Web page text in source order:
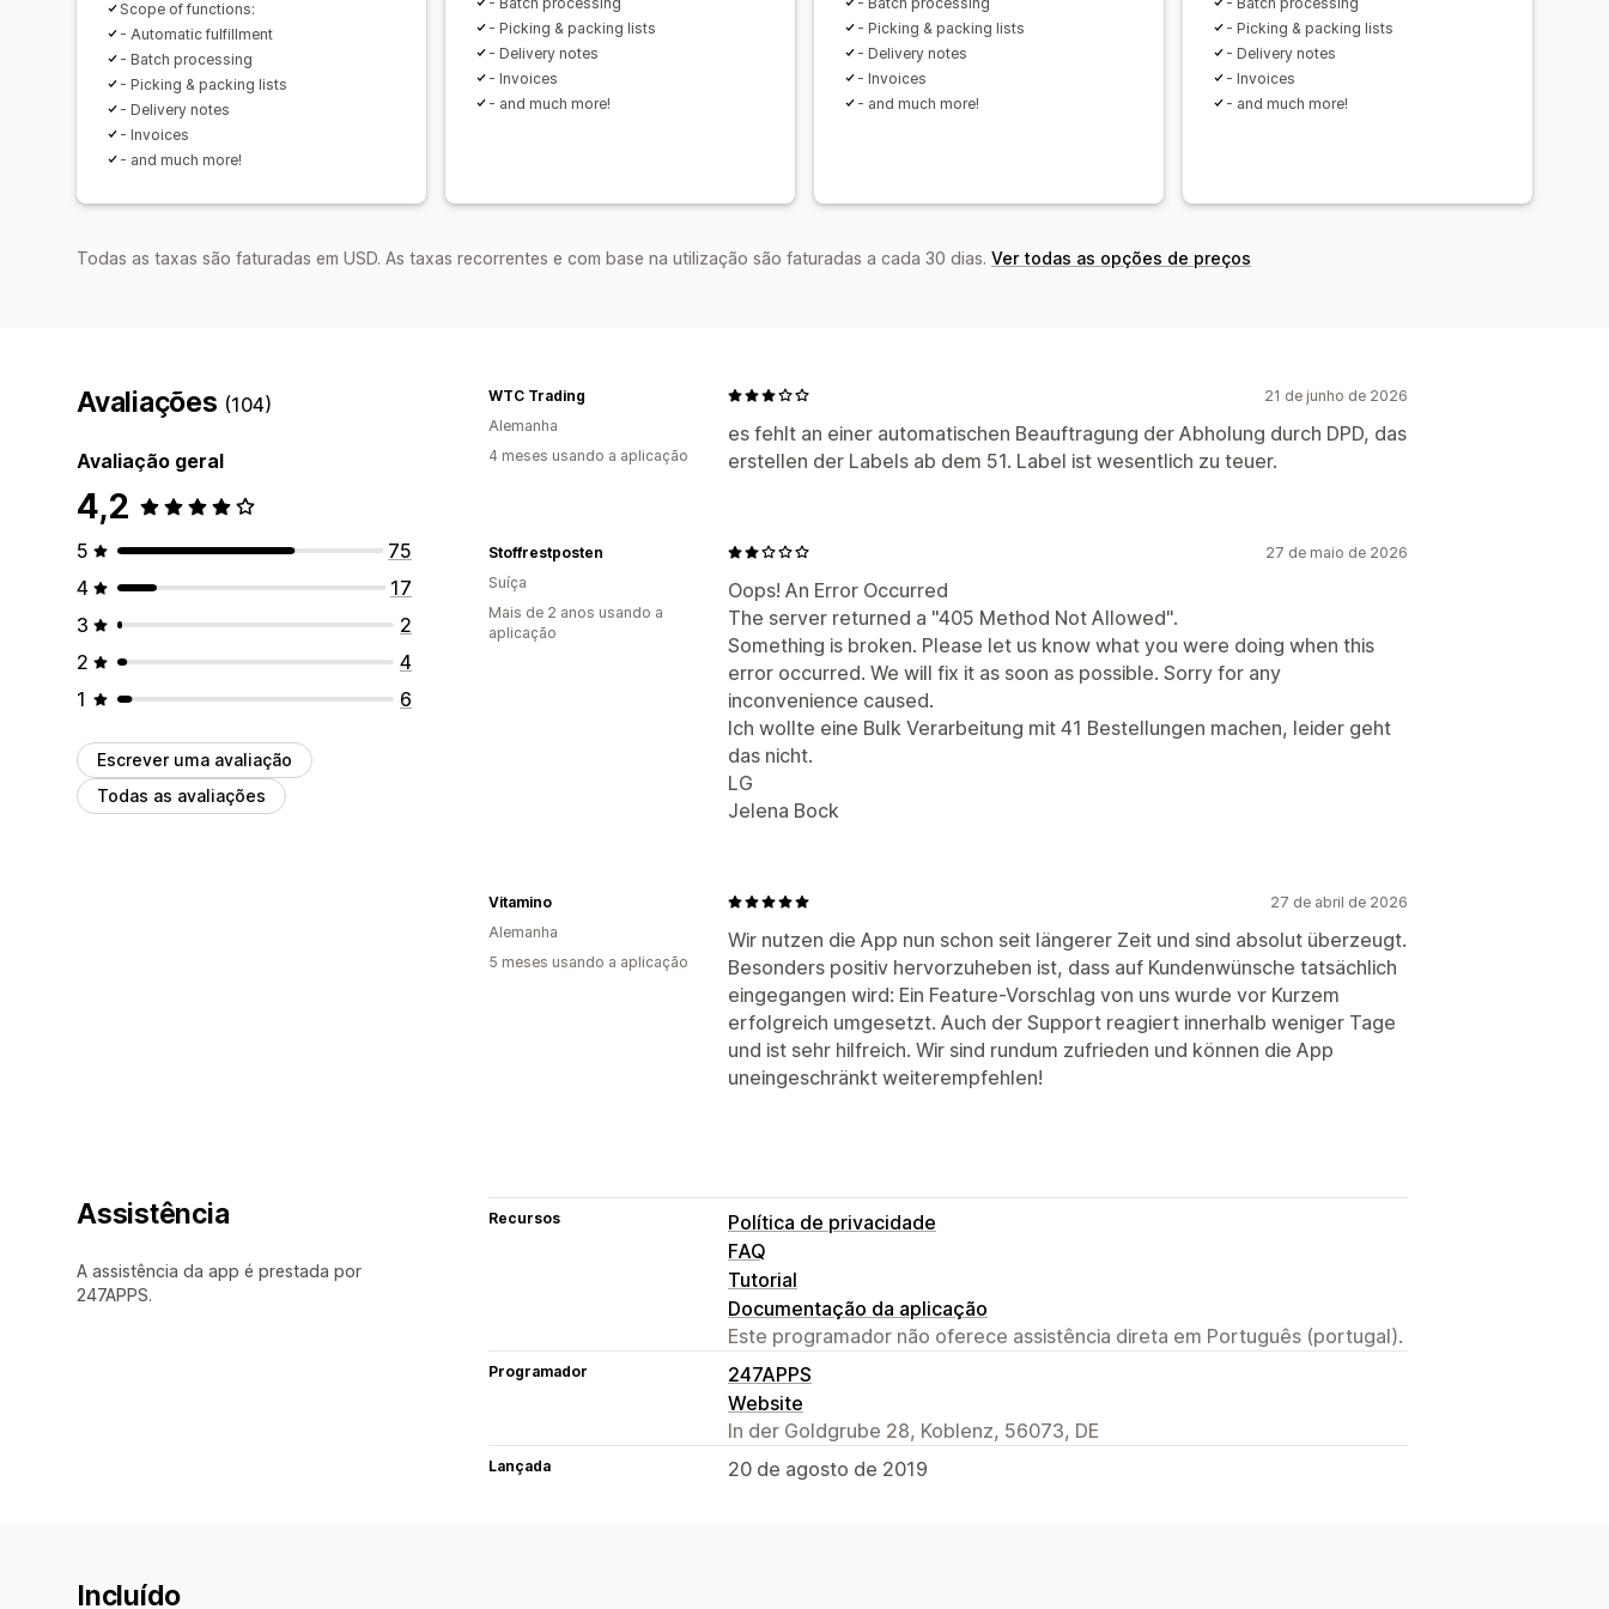
Scope of functions:
- Automatic fulfillment
- Batch processing
- Picking & packing lists
- Delivery notes
- Invoices
- and much more!
- Picking & packing lists
- Delivery notes
- Invoices
- and much more!
- Picking & packing lists
- Delivery notes
- Invoices
- and much more!
- Picking & packing lists
- Delivery notes
- Invoices
- and much more!
Todas as taxas são faturadas em USD. As taxas recorrentes e com base na utilização são faturadas a cada 30 dias. Ver todas as opções de preços
Avaliações (104)
Avaliação geral
4,2
5
75
4
17
3
2
2
4
1
6
Escrever uma avaliação
Todas as avaliações
21 de junho de 2026
es fehlt an einer automatischen Beauftragung der Abholung durch DPD, das
erstellen der Labels ab dem 51. Label ist wesentlich zu teuer.
WTC Trading
Alemanha
4 meses usando a aplicação
27 de maio de 2026
Oops! An Error Occurred
The server returned a "405 Method Not Allowed".
Something is broken. Please let us know what you were doing when this
error occurred. We will fix it as soon as possible. Sorry for any
inconvenience caused.
Ich wollte eine Bulk Verarbeitung mit 41 Bestellungen machen, leider geht
das nicht.
LG
Jelena Bock
Stoffrestposten
Suíça
Mais de 2 anos usando a
aplicação
27 de abril de 2026
Wir nutzen die App nun schon seit längerer Zeit und sind absolut überzeugt.
Besonders positiv hervorzuheben ist, dass auf Kundenwünsche tatsächlich
eingegangen wird: Ein Feature-Vorschlag von uns wurde vor Kurzem
erfolgreich umgesetzt. Auch der Support reagiert innerhalb weniger Tage
und ist sehr hilfreich. Wir sind rundum zufrieden und können die App
uneingeschränkt weiterempfehlen!
Vitamino
Alemanha
5 meses usando a aplicação
Assistência
A assistência da app é prestada por
247APPS.
Recursos
Política de privacidade
FAQ
Tutorial
Documentação da aplicação
Este programador não oferece assistência direta em Português (portugal).
Programador
247APPS
Website
In der Goldgrube 28, Koblenz, 56073, DE
Lançada 20 de agosto de 2019
Incluído